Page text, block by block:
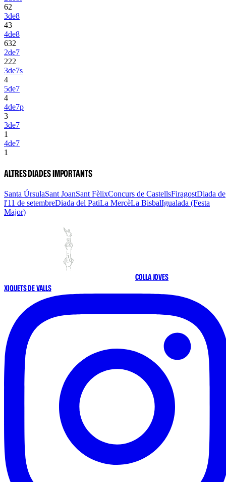
62
3de8
43
4de8
632
2de7
222
3de7s
4
5de7
4
4de7p
3
3de7
1
4de7
1
ALTRES DIADES IMPORTANTS
Santa ÚrsulaSant JoanSant FèlixConcurs de CastellsFiragostDiada de
l'11 de setembreDiada del PatiLa MercèLa BisbalIgualada (Festa
Major)
COLLA JOVES
XIQUETS DE VALLS